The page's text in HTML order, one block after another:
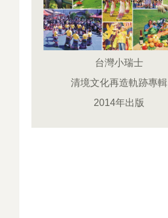
台灣小瑞士
清境文化再造軌跡專輯
2014年出版